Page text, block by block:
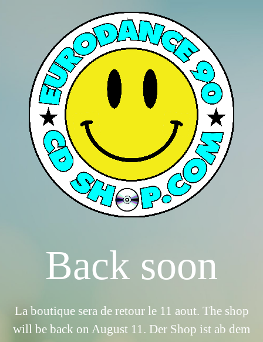
Back soon
La boutique sera de retour le 11 aout. The shop
will be back on August 11. Der Shop ist ab dem